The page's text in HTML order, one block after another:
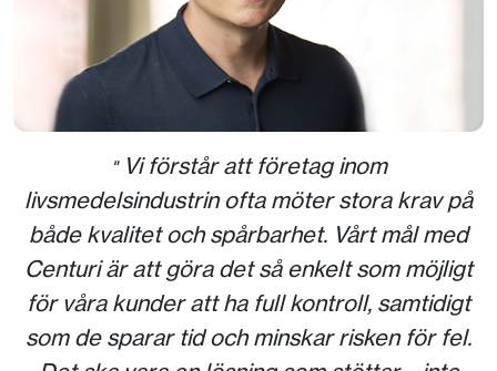
"Vi förstår att företag inom
livsmedelsindustrin ofta möter stora krav på
både kvalitet och spårbarhet. Vårt mål med
Centuri är att göra det så enkelt som möjligt
för våra kunder att ha full kontroll, samtidigt
som de sparar tid och minskar risken för fel.